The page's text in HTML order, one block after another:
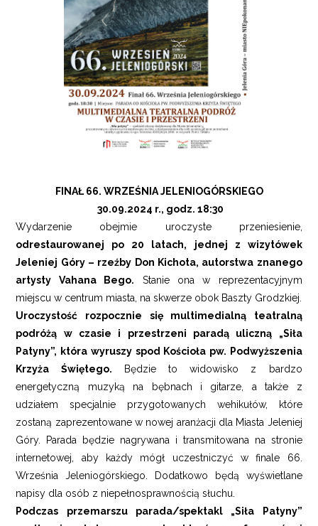
FINAŁ 66. WRZEŚNIA JELENIOGÓRSKIEGO
30.09.2024 r., godz. 18:30
Wydarzenie obejmie uroczyste przeniesienie,
odrestaurowanej po 20 latach, jednej z wizytówek
Jeleniej Góry – rzeźby Don Kichota, autorstwa znanego
artysty Vahana Bego. Stanie ona w reprezentacyjnym
miejscu w centrum miasta, na skwerze obok Baszty Grodzkiej.
Uroczystość rozpocznie się multimedialną teatralną
podróżą w czasie i przestrzeni paradą uliczną „Siła
Patyny”, która wyruszy spod Kościoła pw. Podwyższenia
Krzyża Świętego. Będzie to widowisko z bardzo
energetyczną muzyką na bębnach i gitarze, a także z
udziałem specjalnie przygotowanych wehikułów, które
zostaną zaprezentowane w nowej aranżacji dla Miasta Jeleniej
Góry. Parada będzie nagrywana i transmitowana na stronie
internetowej, aby każdy mógł uczestniczyć w finale 66.
Września Jeleniogórskiego. Dodatkowo będą wyświetlane
napisy dla osób z niepełnosprawnością słuchu.
Podczas przemarszu parada/spektakl „Siła Patyny”